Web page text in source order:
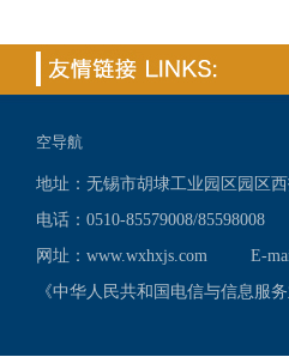
空导航
地址：无锡市胡埭工业园区园区
电话：0510-85579008/
网址：www.wxhxjs.com E-
《中华人民共和国电信与信息服